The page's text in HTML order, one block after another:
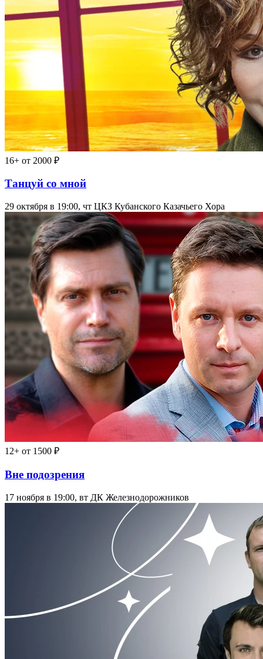
16+ от 2000 ₽
Танцуй со мной
29 октября в 19:00, чт ЦКЗ Кубанского Казачьего Хора
12+ от 1500 ₽
Вне подозрения
17 ноября в 19:00, вт ДК Железнодорожников